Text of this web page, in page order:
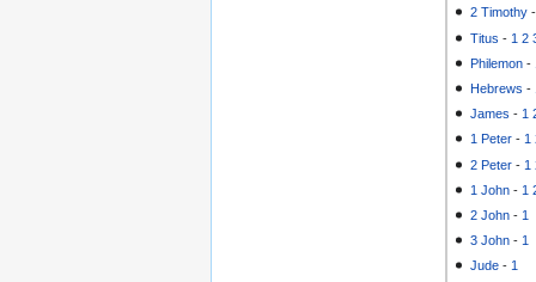
2 Timothy
Titus - 1 2
Philemon -
Hebrews -
James - 1
1 Peter - 1
2 Peter - 1
1 John - 1
2 John - 1
3 John - 1
Jude - 1